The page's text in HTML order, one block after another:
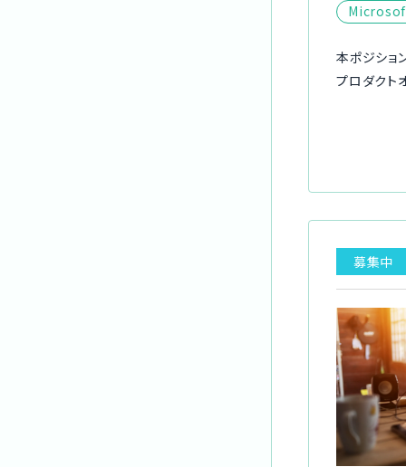
本ポジショ
プロダクト
募集中